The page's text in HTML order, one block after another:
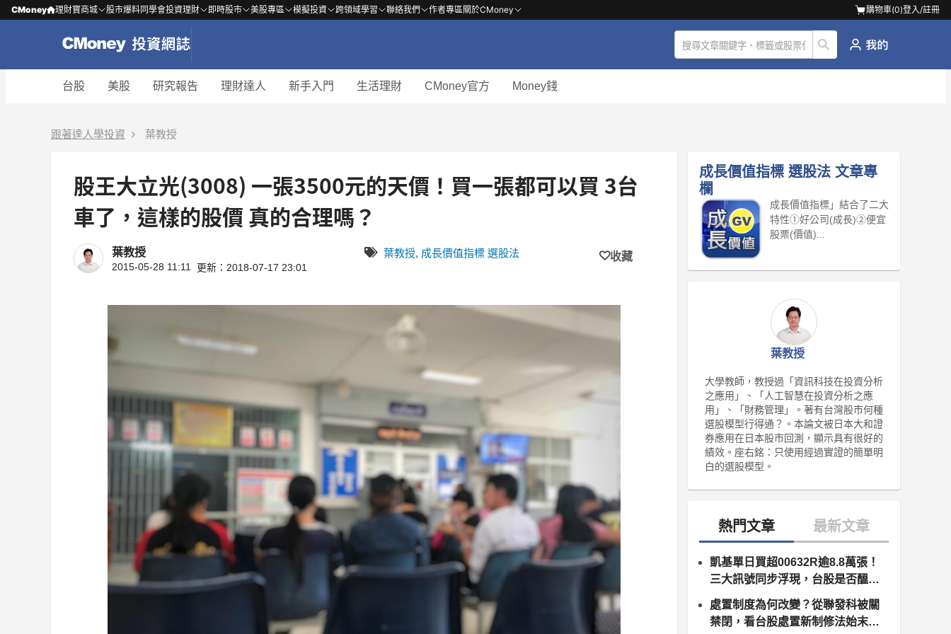
CMoney 理財寶商城 股市爆料同學會投資理財 即時股市 美股專區 模擬投資 跨領域學習 聯絡我們 作者專區關於CMoney 購物車(0)登入/註冊
台股 美股 研究報告 理財達人 新手入門 生活理財 CMoney官方 Money錢
跟著達人學投資 葉教授
股王大立光(3008) 一張3500元的天價！買一張都可以買 3台
車了，這樣的股價 真的合理嗎？
葉教授
2015-05-28 11:11 更新：2018-07-17 23:01
葉教授, 成長價值指標 選股法 收藏
成長價值指標 選股法 文章專
欄
成長價值指標」結合了二大
特性①好公司(成長)②便宜
股票(價值)...
葉教授
大學教師，教授過「資訊科技在投資分析
之應用」、「人工智慧在投資分析之應
用」、「財務管理」。著有台灣股市何種
選股模型行得通？。本論文被日本大和證
券應用在日本股市回測，顯示具有很好的
績效。座右銘：只使用經過實證的簡單明
白的選股模型。
凱基單日買超00632R逾8.8萬張！
三大訊號同步浮現，台股是否醞釀
變盤？
處置制度為何改變？從聯發科被關
禁閉，看台股處置新制修法始末（8